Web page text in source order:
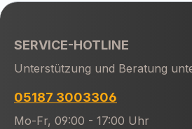
SERVICE-HOTLINE
Unterstützung und Beratung
05187 3003306
Mo-Fr, 09:00 - 17:00 Uhr